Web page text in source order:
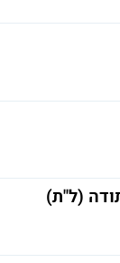
(ל"ת)